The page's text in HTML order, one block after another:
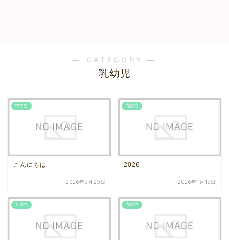
― CATEGORY ―
乳幼児
中学生
こんにちは
2026年5月25日
乳幼児
2026
2026年1月15日
乳幼児 乳幼児